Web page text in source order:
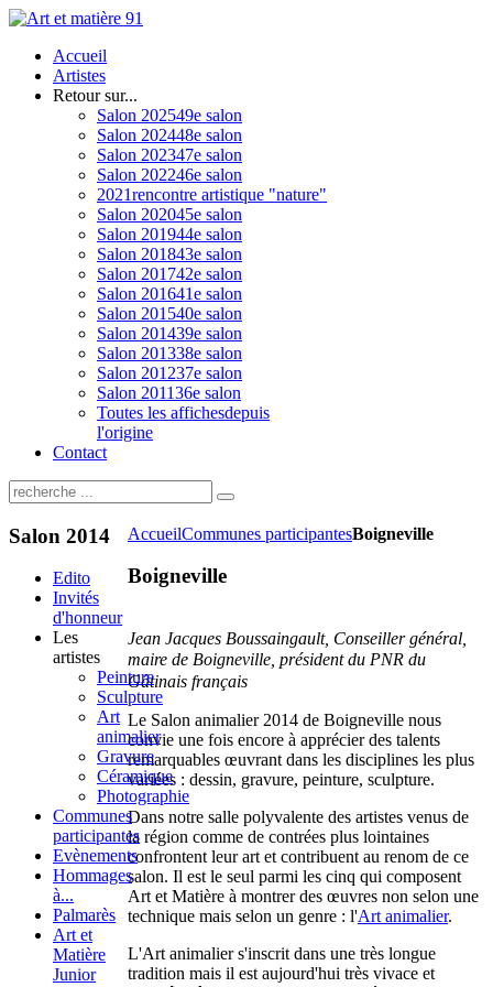
Accueil
Artistes
Retour sur...
Salon 202549e salon
Salon 202448e salon
Salon 202347e salon
Salon 202246e salon
2021rencontre artistique "nature"
Salon 202045e salon
Salon 201944e salon
Salon 201843e salon
Salon 201742e salon
Salon 201641e salon
Salon 201540e salon
Salon 201439e salon
Salon 201338e salon
Salon 201237e salon
Salon 201136e salon
Toutes les affichesdepuis
l'origine
Contact
AccueilCommunes participantesBoigneville
Boigneville
Jean Jacques Boussaingault, Conseiller général,
maire de Boigneville, président du PNR du
Gâtinais français
Le Salon animalier 2014 de Boigneville nous
convie une fois encore à apprécier des talents
remarquables œuvrant dans les disciplines les plus
variées : dessin, gravure, peinture, sculpture.
Dans notre salle polyvalente des artistes venus de
la région comme de contrées plus lointaines
confrontent leur art et contribuent au renom de ce
salon. Il est le seul parmi les cinq qui composent
Art et Matière à montrer des œuvres non selon une
technique mais selon un genre : l'Art animalier.
L'Art animalier s'inscrit dans une très longue
tradition mais il est aujourd'hui très vivace et
Salon 2014
Edito
Invités
d'honneur
Les
artistes
Peinture
Sculpture
Art
animalier
Gravure
Céramique
Photographie
Communes
participantes
Evènements
Hommages
à...
Palmarès
Art et
Matière
Junior